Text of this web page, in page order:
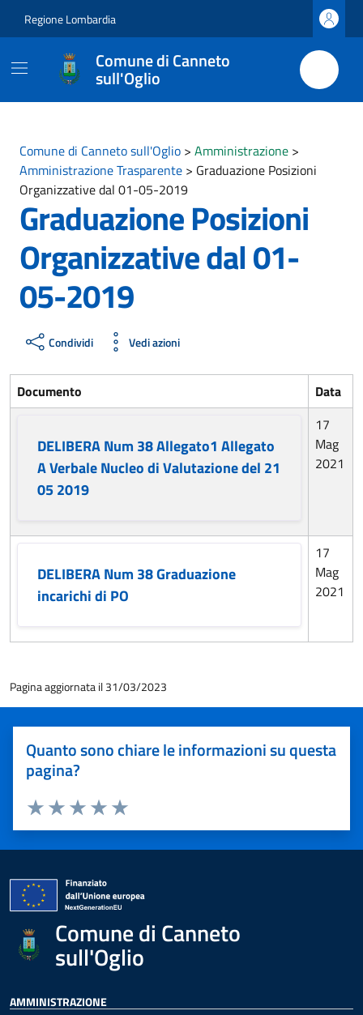
Regione Lombardia
Comune di Canneto
sull'Oglio
Comune di Canneto sull'Oglio > Amministrazione >
Amministrazione Trasparente > Graduazione Posizioni
Organizzative dal 01-05-2019
Graduazione Posizioni
Organizzative dal 01-
05-2019
Condividi Vedi azioni
Documento Data
DELIBERA Num 38 Allegato1 Allegato
A Verbale Nucleo di Valutazione del 21
05 2019
17
Mag
2021
DELIBERA Num 38 Graduazione
incarichi di PO
17
Mag
2021
Pagina aggiornata il 31/03/2023
Quanto sono chiare le informazioni su questa
pagina?
Valuta 5 stelle su 5
Valuta 4 stelle su 5
Valuta 3 stelle su 5
Valuta 2 stelle su 5
Valuta 1 stelle su 5
Comune di Canneto
sull'Oglio
AMMINISTRAZIONE